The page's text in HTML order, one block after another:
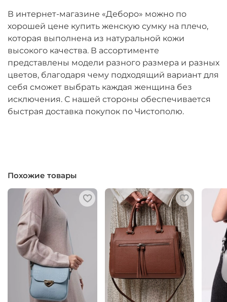
В интернет-магазине «Деборо» можно по
хорошей цене купить женскую сумку на плечо,
которая выполнена из натуральной кожи
высокого качества. В ассортименте
представлены модели разного размера и разных
цветов, благодаря чему подходящий вариант для
себя сможет выбрать каждая женщина без
исключения. С нашей стороны обеспечивается
быстрая доставка покупок по Чистополю.
Похожие товары